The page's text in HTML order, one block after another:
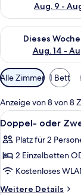
Aug. 9 -
Dieses
Aug. 14 -
Überprüfe die
Verfügbare
Filter
für
Zimmer
Alle Zimmer 1 Bett
Anzeige von 8 von 8
Alle
Fotos
für
Doppel-
oder
2
Doppel- oder
Platz für 2
2 Einzelbetten
Kostenloses
Weitere Details
Weitere